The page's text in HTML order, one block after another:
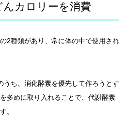
カロリーを消費
2種類があり、常に体の中で使用され
うち、消化酵素を優先して作ろうとす
多めに取り入れることで、代謝酵素
。